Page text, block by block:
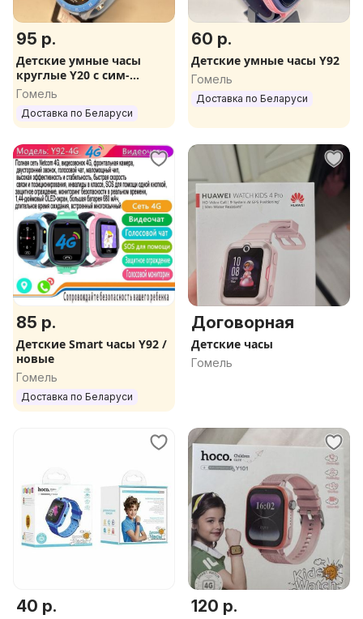
95 р.
Детские умные часы
круглые Y20 с сим-
картой
Гомель
Доставка по Беларуси
60 р.
Детские умные часы Y92
Гомель
Доставка по Беларуси
85 р.
Детские Smart часы Y92 /
новые
Гомель
Доставка по Беларуси
Договорная
Детские часы
Гомель
40 р. 120 р.